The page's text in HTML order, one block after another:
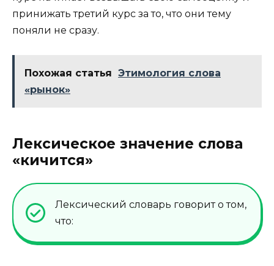
принижать третий курс за то, что они тему
поняли не сразу.
Похожая статья Этимология слова
«рынок»
Лексическое значение слова
«кичится»
Лексический словарь говорит о том,
что: